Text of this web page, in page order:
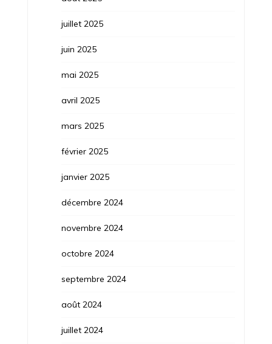
juillet 2025
juin 2025
mai 2025
avril 2025
mars 2025
février 2025
janvier 2025
décembre 2024
novembre 2024
octobre 2024
septembre 2024
août 2024
juillet 2024